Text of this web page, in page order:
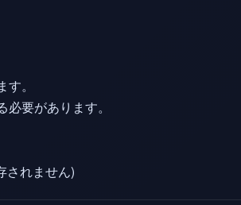
。
要があります。
されません)